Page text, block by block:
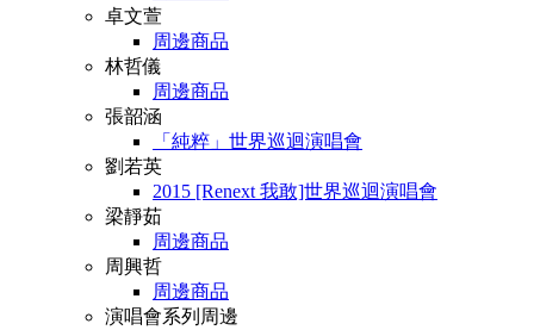
卓文萱
周邊商品
林哲儀
周邊商品
張韶涵
「純粹」世界巡迴演唱會
劉若英
2015 [Renext 我敢]世界巡迴演唱會
梁靜茹
周邊商品
周興哲
周邊商品
演唱會系列周邊